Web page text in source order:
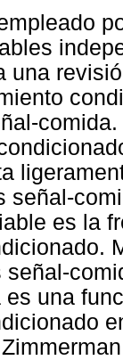
una
señal-
es la
señal-
una